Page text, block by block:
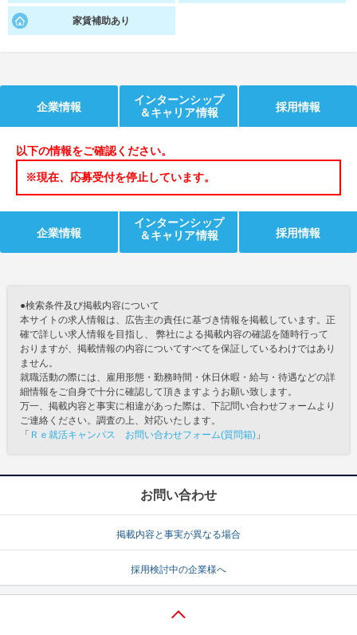
適職診断 就活チャンネル
就活時事ニュースを更新 不明点があればこちら
家賃補助あり
企業情報
インターンシップ
＆キャリア情報
採用情報
以下の情報をご確認ください。
※現在、応募受付を停止しています。
企業情報
インターンシップ
＆キャリア情報
採用情報
●検索条件及び掲載内容について
本サイトの求人情報は、広告主の責任に基づき情報を掲載しています。正
確で詳しい求人情報を目指し、 弊社による掲載内容の確認を随時行って
おりますが、掲載情報の内容についてすべてを保証しているわけではあり
ません。
就職活動の際には、雇用形態・勤務時間・休日休暇・給与・待遇などの詳
細情報をご自身で十分に確認して頂きますようお願い致します。
万一、掲載内容と事実に相違があった際は、下記問い合わせフォームより
ご連絡ください。調査の上、対応いたします。
「 Ｒｅ就活キャンパス お問い合わせフォーム(質問箱) 」
お問い合わせ
掲載内容と事実が異なる場合
採用検討中の企業様へ